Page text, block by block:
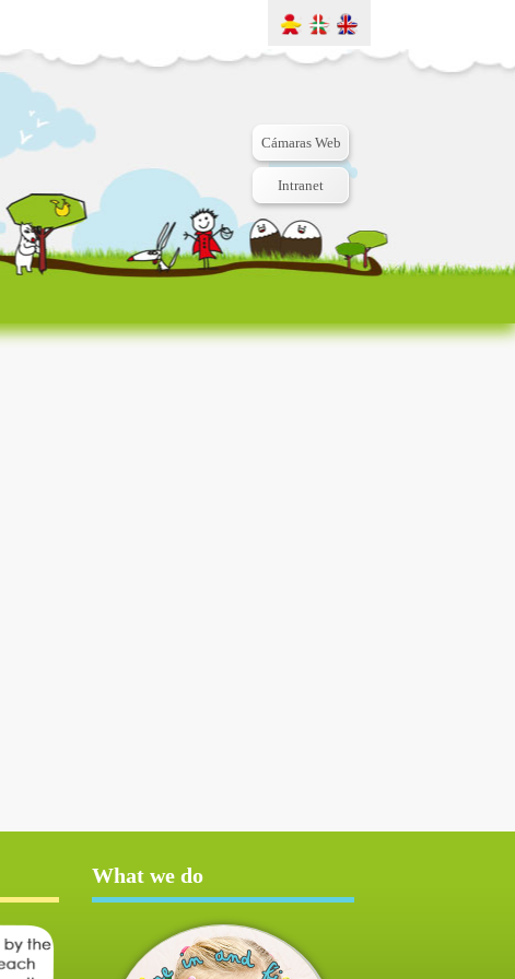
Cámaras Web
Intranet
What we do